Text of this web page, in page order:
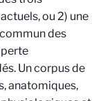
ou 2) une
des
perte
Un corpus de
anatomiques,